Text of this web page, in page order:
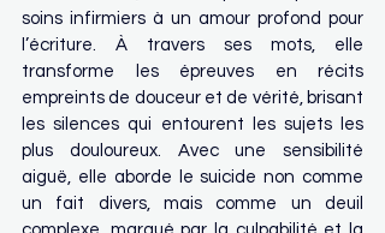
soins infirmiers à un amour profond pour
l’écriture. À travers ses mots, elle
transforme les épreuves en récits
empreints de douceur et de vérité, brisant
les silences qui entourent les sujets les
plus douloureux. Avec une sensibilité
aiguë, elle aborde le suicide non comme
un fait divers, mais comme un deuil